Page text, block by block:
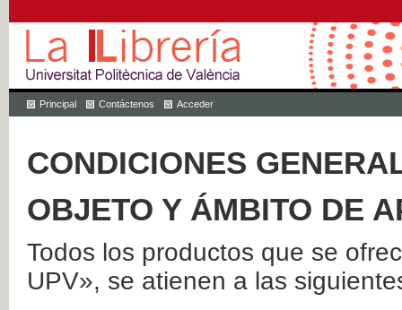
Principal Contáctenos Acceder
CONDICIONES
OBJETO Y ÁMBITO DE
Todos los productos que se
UPV», se atienen a las